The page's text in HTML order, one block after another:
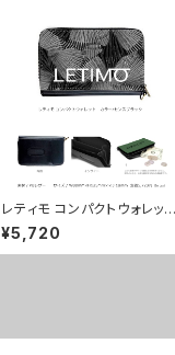
レティモ コンパクトウォレッ
ト カラー/センスブラック
■配送まで3週間
¥5,720